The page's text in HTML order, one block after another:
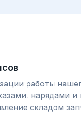
работы
нарядами
складом